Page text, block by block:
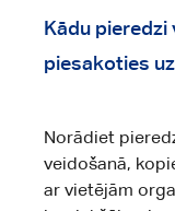
Kādu pieredzi
piesakoties
Norādiet
veidošanā,
ar vietējām